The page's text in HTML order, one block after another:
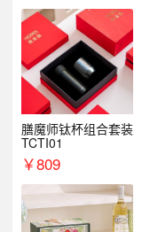
膳魔师钛杯组合套装
TCTI01
￥809